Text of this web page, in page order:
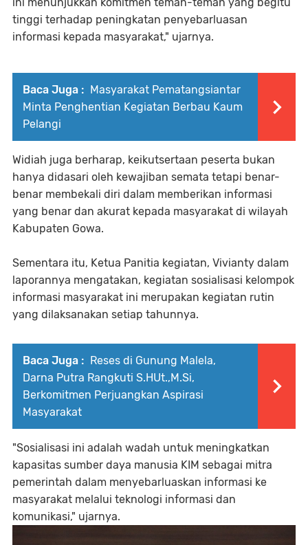
ini menunjukkan komitmen teman-teman yang begitu
tinggi terhadap peningkatan penyebarluasan
informasi kepada masyarakat," ujarnya.
Baca Juga : Masyarakat Pematangsiantar
Minta Penghentian Kegiatan Berbau Kaum
Pelangi
Widiah juga berharap, keikutsertaan peserta bukan
hanya didasari oleh kewajiban semata tetapi benar-
benar membekali diri dalam memberikan informasi
yang benar dan akurat kepada masyarakat di wilayah
Kabupaten Gowa.
Sementara itu, Ketua Panitia kegiatan, Vivianty dalam
laporannya mengatakan, kegiatan sosialisasi kelompok
informasi masyarakat ini merupakan kegiatan rutin
yang dilaksanakan setiap tahunnya.
Baca Juga : Reses di Gunung Malela,
Darna Putra Rangkuti S.HUt.,M.Si,
Berkomitmen Perjuangkan Aspirasi
Masyarakat
"Sosialisasi ini adalah wadah untuk meningkatkan
kapasitas sumber daya manusia KIM sebagai mitra
pemerintah dalam menyebarluaskan informasi ke
masyarakat melalui teknologi informasi dan
komunikasi," ujarnya.